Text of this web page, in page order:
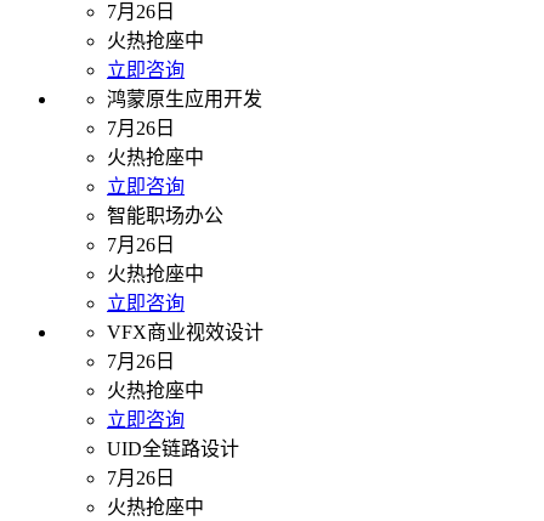
7月26日
火热抢座中
立即咨询
鸿蒙原生应用开发
7月26日
火热抢座中
立即咨询
智能职场办公
7月26日
火热抢座中
立即咨询
VFX商业视效设计
7月26日
火热抢座中
立即咨询
UID全链路设计
7月26日
火热抢座中